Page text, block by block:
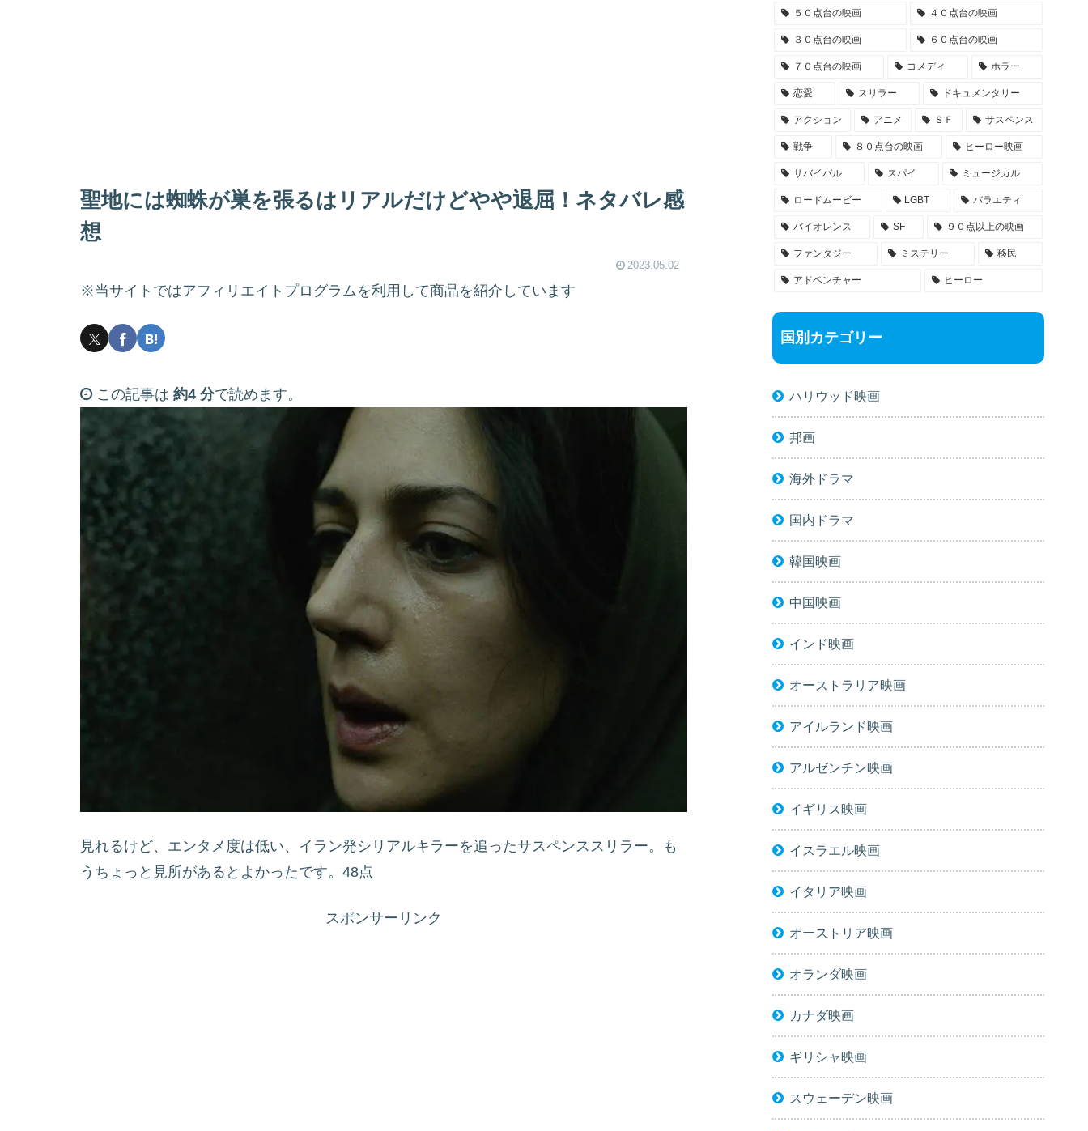
聖地には蜘蛛が巣を張るはリアルだけどやや退屈！ネタバレ感
想
2023.05.02
※当サイトではアフィリエイトプログラムを利用して商品を紹介しています
この記事は 約4 分で読めます。
見れるけど、エンタメ度は低い、イラン発シリアルキラーを追ったサスペンススリラー。も
うちょっと見所があるとよかったです。48点
スポンサーリンク
５０点台の映画 ４０点台の映画
３０点台の映画 ６０点台の映画
７０点台の映画 コメディ ホラー
恋愛 スリラー ドキュメンタリー
アクション アニメ ＳＦ サスペンス
戦争 ８０点台の映画 ヒーロー映画
サバイバル スパイ ミュージカル
ロードムービー LGBT バラエティ
バイオレンス SF ９０点以上の映画
ファンタジー ミステリー 移民
アドベンチャー ヒーロー
国別カテゴリー
ハリウッド映画
邦画
海外ドラマ
国内ドラマ
韓国映画
中国映画
インド映画
オーストラリア映画
アイルランド映画
アルゼンチン映画
イギリス映画
イスラエル映画
イタリア映画
オーストリア映画
オランダ映画
カナダ映画
ギリシャ映画
スウェーデン映画